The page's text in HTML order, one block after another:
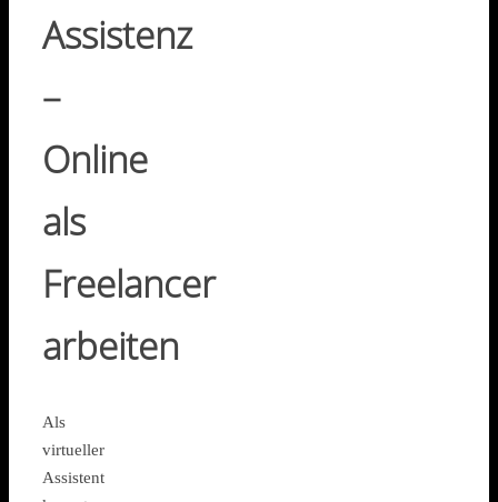
Assistenz
–
Online
als
Freelancer
arbeiten
Als
virtueller
Assistent